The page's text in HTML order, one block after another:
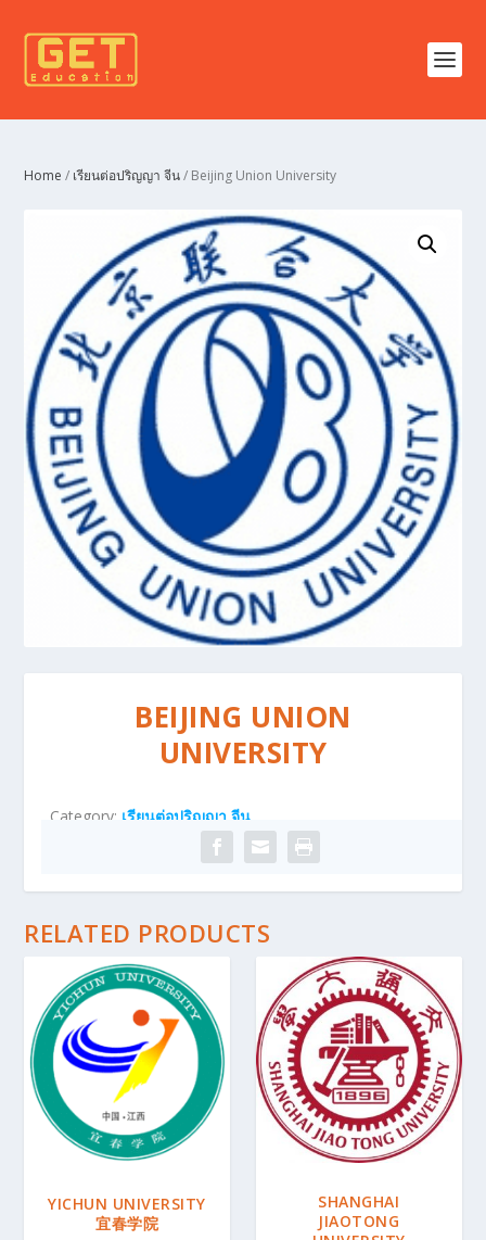
Home / เรียนต่อปริญญา จีน/ Beijing Union University
BEIJING UNION
UNIVERSITY
Category: เรียนต่อปริญญา จีน
RELATED PRODUCTS
YICHUN UNIVERSITY
宜春学院
SHANGHAI
JIAOTONG